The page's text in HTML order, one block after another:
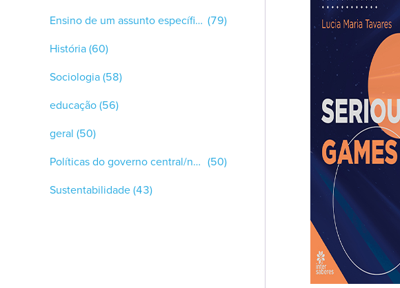
Ensino de um assunto específico (79)
História(60)
Sociologia(58)
educação(56)
geral (50)
Políticas do governo central/nacional/federal (50)
Sustentabilidade(43)